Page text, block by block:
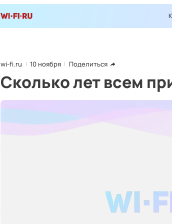
wi-fi.ru 10 ноября Поделиться
Сколько лет всем